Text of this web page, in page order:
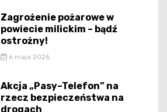
Zagrożenie pożarowe w
powiecie milickim – bądź
ostrożny!
6 maja 2026
Akcja „Pasy–Telefon” na
rzecz bezpieczeństwa na
drogach